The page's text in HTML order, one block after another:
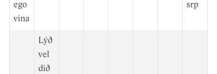
ego
v­ina
srp
Lýð
vel
d­ið